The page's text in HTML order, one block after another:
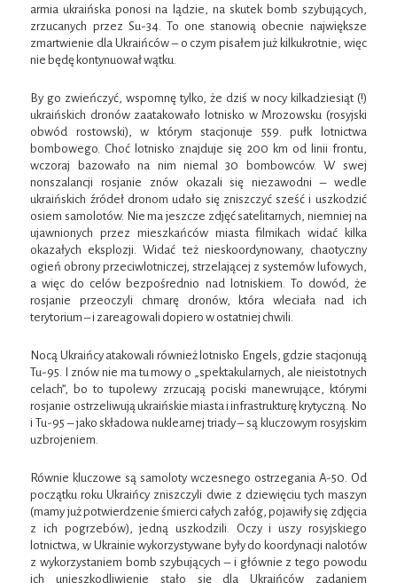
armia ukraińska ponosi na lądzie, na skutek bomb szybujących,
zrzucanych przez Su-34. To one stanowią obecnie największe
zmartwienie dla Ukraińców – o czym pisałem już kilkukrotnie, więc
nie będę kontynuował wątku.
By go zwieńczyć, wspomnę tylko, że dziś w nocy kilkadziesiąt (!)
ukraińskich dronów zaatakowało lotnisko w Mrozowsku (rosyjski
obwód rostowski), w którym stacjonuje 559. pułk lotnictwa
bombowego. Choć lotnisko znajduje się 200 km od linii frontu,
wczoraj bazowało na nim niemal 30 bombowców. W swej
nonszalancji rosjanie znów okazali się niezawodni – wedle
ukraińskich źródeł dronom udało się zniszczyć sześć i uszkodzić
osiem samolotów. Nie ma jeszcze zdjęć satelitarnych, niemniej na
ujawnionych przez mieszkańców miasta filmikach widać kilka
okazałych eksplozji. Widać też nieskoordynowany, chaotyczny
ogień obrony przeciwlotniczej, strzelającej z systemów lufowych,
a więc do celów bezpośrednio nad lotniskiem. To dowód, że
rosjanie przeoczyli chmarę dronów, która wleciała nad ich
terytorium – i zareagowali dopiero w ostatniej chwili.
Nocą Ukraińcy atakowali również lotnisko Engels, gdzie stacjonują
Tu-95. I znów nie ma tu mowy o „spektakularnych, ale nieistotnych
celach”, bo to tupolewy zrzucają pociski manewrujące, którymi
rosjanie ostrzeliwują ukraińskie miasta i infrastrukturę krytyczną. No
i Tu-95 – jako składowa nuklearnej triady – są kluczowym rosyjskim
uzbrojeniem.
Równie kluczowe są samoloty wczesnego ostrzegania A-50. Od
początku roku Ukraińcy zniszczyli dwie z dziewięciu tych maszyn
(mamy już potwierdzenie śmierci całych załóg, pojawiły się zdjęcia
z ich pogrzebów), jedną uszkodzili. Oczy i uszy rosyjskiego
lotnictwa, w Ukrainie wykorzystywane były do koordynacji nalotów
z wykorzystaniem bomb szybujących – i głównie z tego powodu
ich unieszkodliwienie stało się dla Ukraińców zadaniem